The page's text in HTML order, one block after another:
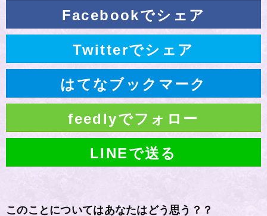
Facebookでシェア
Twitterでシェア
はてなブックマーク
feedlyでフォロー
LINEで送る
このことについてはあなたはどう思う？？